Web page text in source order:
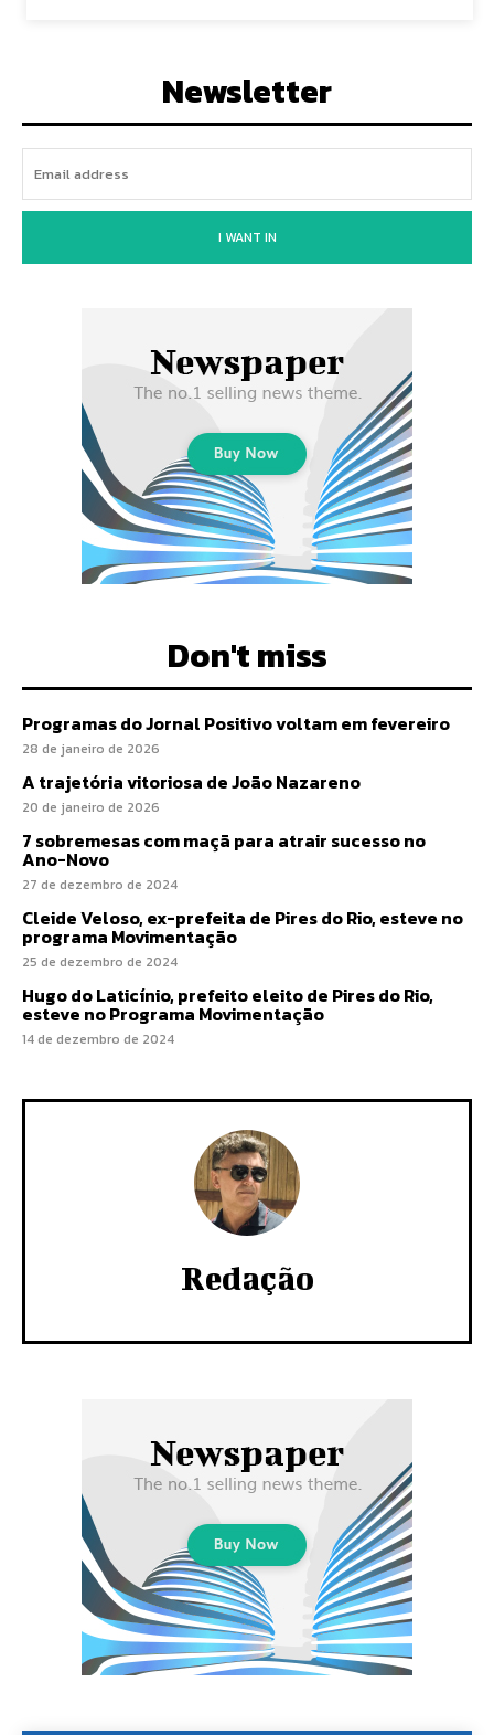
Newsletter
I WANT IN
Don't miss
Programas do Jornal Positivo voltam em fevereiro
28 de janeiro de 2026
A trajetória vitoriosa de João Nazareno
20 de janeiro de 2026
7 sobremesas com maçã para atrair sucesso no
Ano-Novo
27 de dezembro de 2024
Cleide Veloso, ex-prefeita de Pires do Rio, esteve no
programa Movimentação
25 de dezembro de 2024
Hugo do Laticínio, prefeito eleito de Pires do Rio,
esteve no Programa Movimentação
14 de dezembro de 2024
Redação